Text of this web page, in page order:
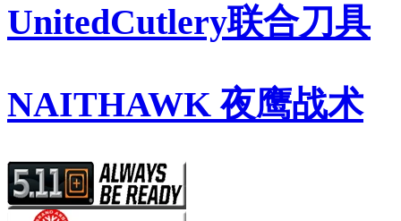
UnitedCutlery联合刀具
NAITHAWK 夜鹰战术